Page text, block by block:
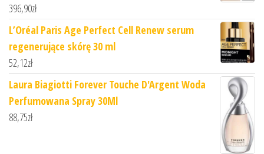
396,90zł
L’Oréal Paris Age Perfect Cell Renew serum
regenerujące skórę 30 ml
52,12zł
Laura Biagiotti Forever Touche D'Argent Woda
Perfumowana Spray 30Ml
88,75zł